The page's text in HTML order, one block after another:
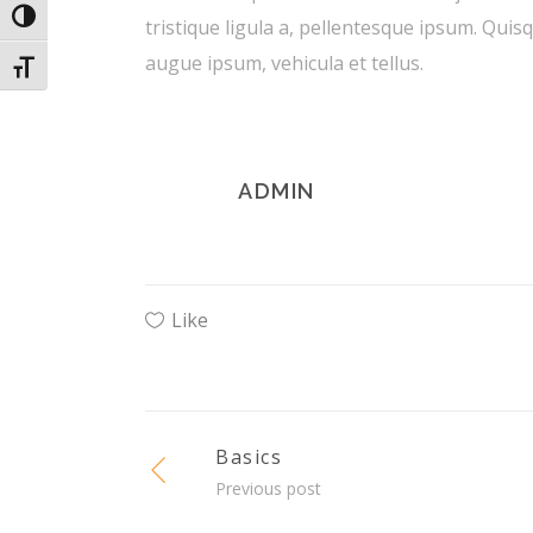
Toggle High Contrast
Toggle Font size
tristique ligula a, pellentesque ipsum.
augue ipsum, vehicula et tellus.
ADMIN
Like
Basics
Previous post